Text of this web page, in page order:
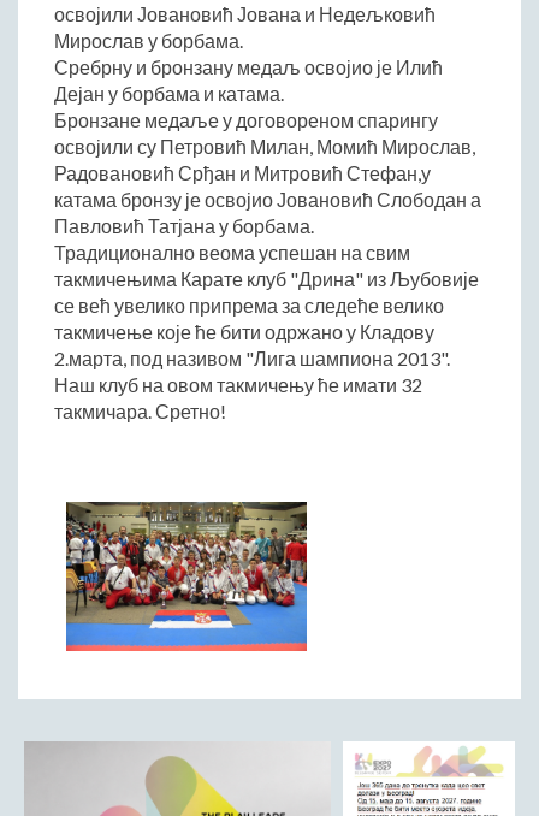
Културни живот
Социјална заштита
Спорт
Удружењa
Државна управа и администрација
ГАЛЕРИЈА
Љубовија
Љубовија некад
Природа у Азбуковици
ВЕСТИ
ТУРИЗАМ
Соко град
Мали и Велики град
Мачков камен
Манастир Св. Николај Српски
Манастир Свете Тројице
Црква Светог Преображења
Дрина
Врхпоље - Етно село
освојили Јовановић Јована и Недељковић
Мирослав у борбама.
Сребрну и бронзану медаљ освојио је Илић
Дејан у борбама и катама.
Бронзане медаље у договореном спарингу
освојили су Петровић Милан, Момић Мирослав,
Радовановић Срђан и Митровић Стефан,у
катама бронзу је освојио Јовановић Слободан а
Павловић Татјана у борбама.
Традиционално веома успешан на свим
такмичењима Карате клуб "Дрина" из Љубовије
се већ увелико припрема за следеће велико
такмичење које ће бити одржано у Кладову
2.марта, под називом "Лига шампиона 2013".
Наш клуб на овом такмичењу ће имати 32
такмичара. Сретно!